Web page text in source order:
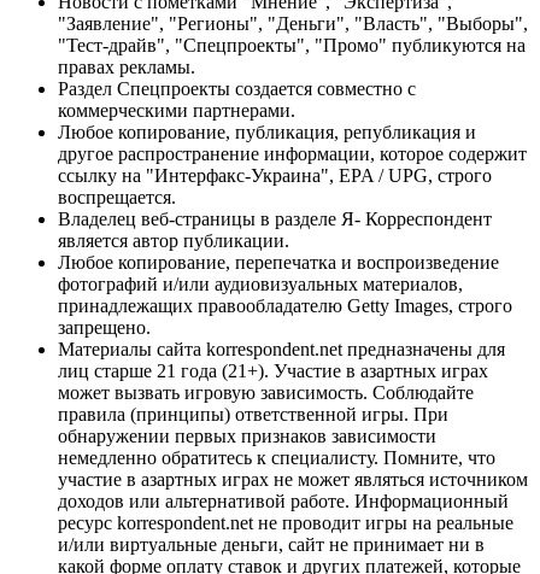
"Заявление", "Регионы", "Деньги", "Власть", "Выборы",
"Тест-драйв", "Спецпроекты", "Промо" публикуются на
правах рекламы.
Раздел Спецпроекты создается совместно с
коммерческими партнерами.
Любое копирование, публикация, републикация и
другое распространение информации, которое содержит
ссылку на "Интерфакс-Украина", EPA / UPG, строго
воспрещается.
Владелец веб-страницы в разделе Я- Корреспондент
является автор публикации.
Любое копирование, перепечатка и воспроизведение
фотографий и/или аудиовизуальных материалов,
принадлежащих правообладателю Getty Images, строго
запрещено.
Материалы сайта korrespondent.net предназначены для
лиц старше 21 года (21+). Участие в азартных играх
может вызвать игровую зависимость. Соблюдайте
правила (принципы) ответственной игры. При
обнаружении первых признаков зависимости
немедленно обратитесь к специалисту. Помните, что
участие в азартных играх не может являться источником
доходов или альтернативой работе. Информационный
ресурс korrespondent.net не проводит игры на реальные
и/или виртуальные деньги, сайт не принимает ни в
какой форме оплату ставок и других платежей, которые